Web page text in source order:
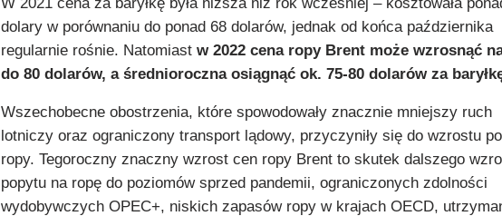
dolary w porównaniu do ponad 68 dolarów, jednak od końca października
regularnie rośnie. Natomiastw 2022 cena ropy Brent może wzrosnąć
do 80 dolarów, a średnioroczna osiągnąć ok. 75-80 dolarów za
Wszechobecne obostrzenia, które spowodowały znacznie mniejszy ruch
lotniczy oraz ograniczony transport lądowy, przyczyniły się do wzrostu
ropy. Tegoroczny znaczny wzrost cen ropy Brent to skutek dalszego
popytu na ropę do poziomów sprzed pandemii, ograniczonych zdolności
wydobywczych OPEC+, niskich zapasów ropy w krajach OECD,